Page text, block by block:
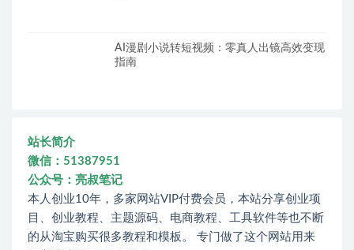
AI漫剧小说转短视频：零真人出镜高效变现
指南
站长简介
微信：51387951
公众号：亮叔笔记
本人创业10年，多家网站VIP付费会员，本站分享创业项
目、创业教程、主题源码、电商教程、工具软件等也不断
的从淘宝购买很多教程和模板。 专门做了这个网站用来